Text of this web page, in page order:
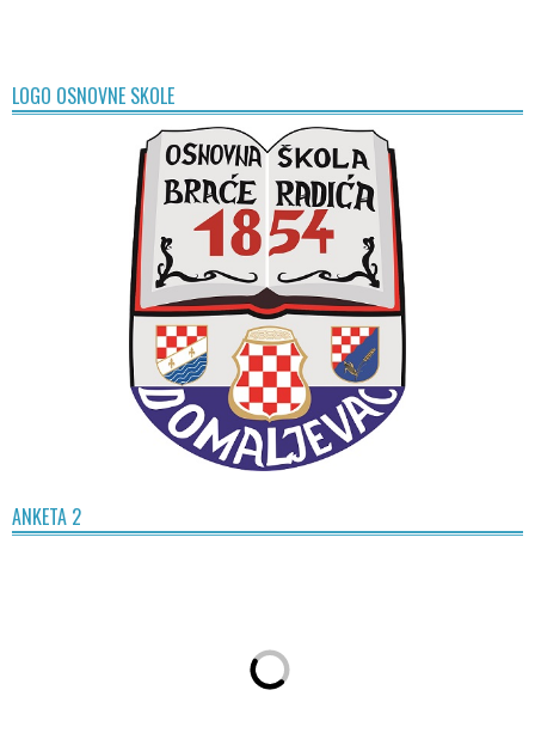
LOGO OSNOVNE SKOLE
ANKETA 2